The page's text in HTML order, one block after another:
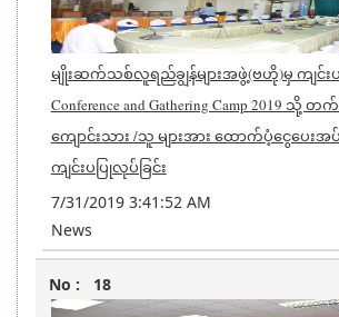
မျိုးဆက်သစ်လူရည်ချွန်များအဖွဲ့(ဗဟို)မှ ကျင်းပ
Conference and Gathering Camp 2019 သို့
ကျောင်းသား /သူ များအား ထောက်ပံ့ငွေပေးအ
ကျင်းပပြုလုပ်ခြင်း
7/31/2019 3:41:52 AM
News
18